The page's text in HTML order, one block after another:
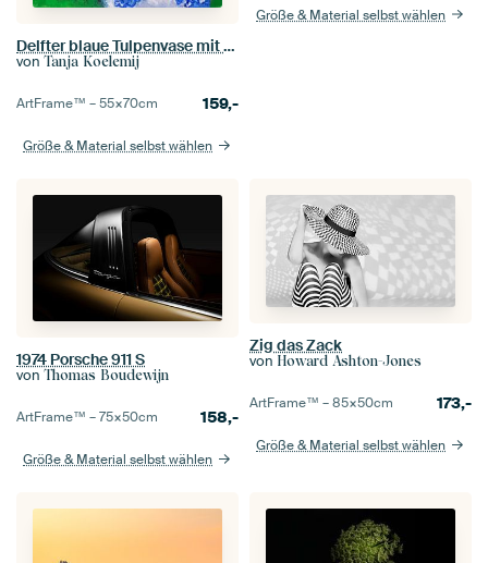
Delfter blaue Tulpenvase mit Tulpen Nr. 2 (grün)
von Tanja Koelemij
ArtFrame™ –55×70cm 159,-
Größe & Material selbst wählen
Größe & Material selbst wählen
1974 Porsche 911 S
von Thomas Boudewijn
ArtFrame™ –75×50cm 158,-
Größe & Material selbst wählen
Zig das Zack
von Howard Ashton-Jones
ArtFrame™ –85×50cm 173,-
Größe & Material selbst wählen